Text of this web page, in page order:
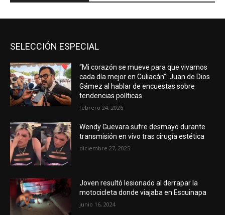
SELECCIÓN ESPECIAL
“Mi corazón se mueve para que vivamos
cada día mejor en Culiacán”: Juan de Dios
Gámez al hablar de encuestas sobre
tendencias políticas
febrero 24, 2026
Wendy Guevara sufre desmayo durante
transmisión en vivo tras cirugía estética
diciembre 27, 2025
Joven resultó lesionado al derrapar la
motocicleta donde viajaba en Escuinapa
junio 16, 2024